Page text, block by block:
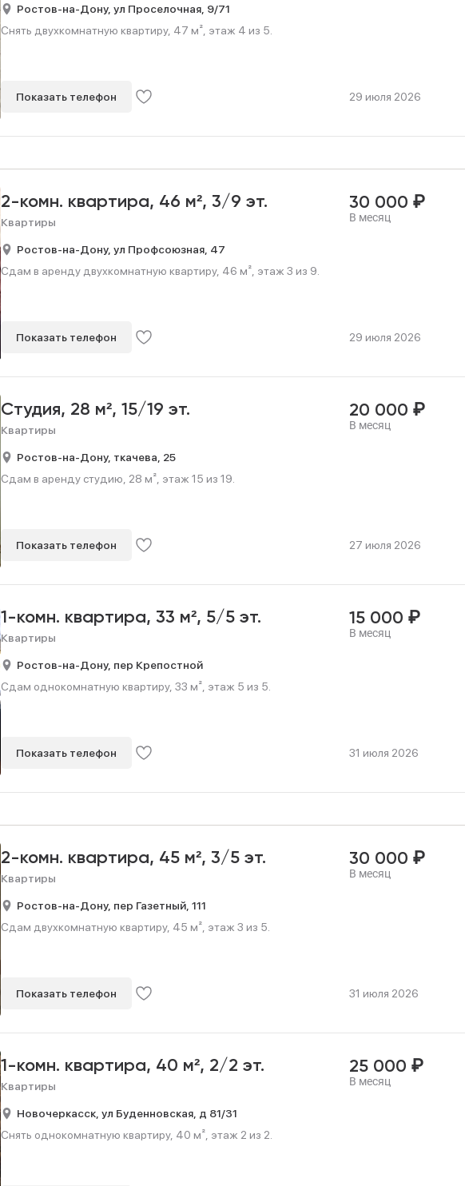
Ростов-на-Дону, ул Проселочная, 9/71
Снять двухкомнатную квартиру, 47 м², этаж 4 из 5.
Показать телефон 29 июля 2026
2-комн. квартира, 46 м², 3/9 эт.
Квартиры
30 000 ₽
В месяц
Ростов-на-Дону, ул Профсоюзная, 47
Сдам в аренду двухкомнатную квартиру, 46 м², этаж 3 из 9.
Показать телефон 29 июля 2026
Студия, 28 м², 15/19 эт.
Квартиры
20 000 ₽
В месяц
Ростов-на-Дону, ткачева, 25
Сдам в аренду студию, 28 м², этаж 15 из 19.
Показать телефон 27 июля 2026
1-комн. квартира, 33 м², 5/5 эт.
Квартиры
15 000 ₽
В месяц
Ростов-на-Дону, пер Крепостной
Сдам однокомнатную квартиру, 33 м², этаж 5 из 5.
Показать телефон 31 июля 2026
2-комн. квартира, 45 м², 3/5 эт.
Квартиры
30 000 ₽
В месяц
Ростов-на-Дону, пер Газетный, 111
Сдам двухкомнатную квартиру, 45 м², этаж 3 из 5.
Показать телефон 31 июля 2026
1-комн. квартира, 40 м², 2/2 эт.
Квартиры
25 000 ₽
В месяц
Новочеркасск, ул Буденновская, д 81/31
Снять однокомнатную квартиру, 40 м², этаж 2 из 2.